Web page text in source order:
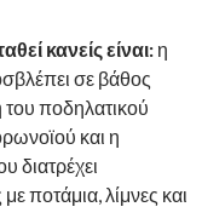
κανείς είναι: η
σε βάθος
ποδηλατικού
και η
διατρέχει
ποτάμια, λίμνες και